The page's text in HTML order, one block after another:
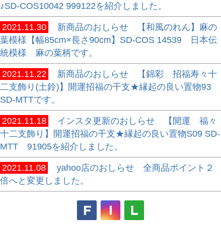
♪SD-COS10042 999122を紹介しました。
2021.11.30
新商品のおしらせ 【和風のれん】麻の
葉模様【幅85cm×長さ90cm】SD-COS 14539 日本伝
統模様 麻の葉柄です。
2021.11.22
新商品のおしらせ 【錦彩 招福寿々十
二支飾り(土鈴)】開運招福の干支★縁起の良い置物93
SD-MTTです。
2021.11.18
インスタ更新のおしらせ 【開運 福々
十二支飾り】開運招福の干支★縁起の良い置物S09 SD-
MTT 91905を紹介しました。
2021.11.08
yahoo店のおしらせ 全商品ポイント２
倍へと変更しました。